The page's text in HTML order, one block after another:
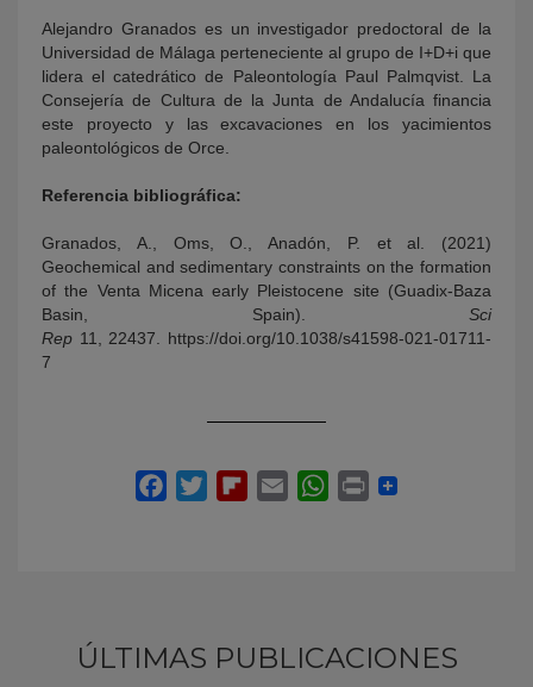
Alejandro Granados es un investigador predoctoral de la
Universidad de Málaga perteneciente al grupo de I+D+i que
lidera el catedrático de Paleontología Paul Palmqvist. La
Consejería de Cultura de la Junta de Andalucía financia
este proyecto y las excavaciones en los yacimientos
paleontológicos de Orce.
Referencia bibliográfica:
Granados, A., Oms, O., Anadón, P. et al. (2021)
Geochemical and sedimentary constraints on the formation
of the Venta Micena early Pleistocene site (Guadix-Baza
Basin, Spain). Sci
Rep 11, 22437. https://doi.org/10.1038/s41598-021-01711-
7
ÚLTIMAS PUBLICACIONES